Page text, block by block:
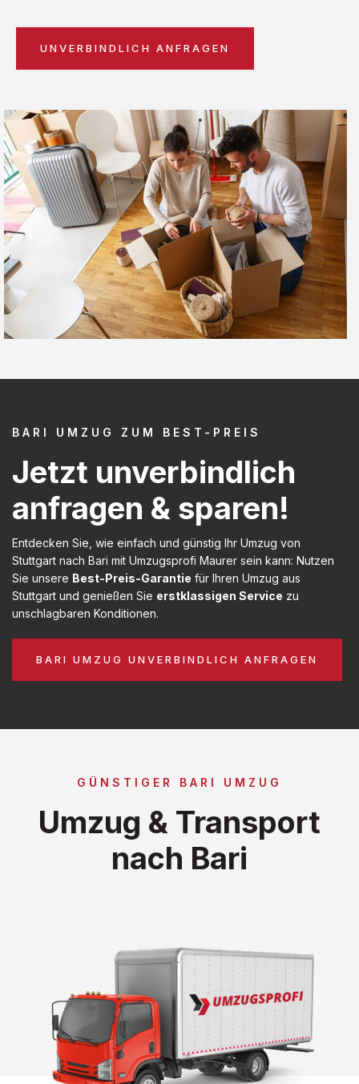
UNVERBINDLICH ANFRAGEN
BARI UMZUG ZUM BEST-PREIS
Jetzt unverbindlich
anfragen & sparen!
Entdecken Sie, wie einfach und günstig Ihr Umzug von
Stuttgart nach Bari mit Umzugsprofi Maurer sein kann: Nutzen
Sie unsere Best-Preis-Garantie für Ihren Umzug aus
Stuttgart und genießen Sie erstklassigen Service zu
unschlagbaren Konditionen.
BARI UMZUG UNVERBINDLICH ANFRAGEN
GÜNSTIGER BARI UMZUG
Umzug & Transport
nach Bari